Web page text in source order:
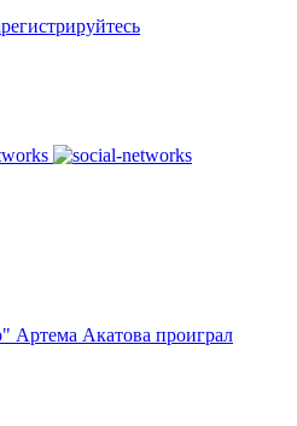
Акатова проиграл